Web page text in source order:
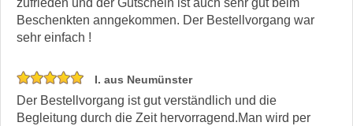
zufrieden und der Gutschein ist auch sehr gut beim
Beschenkten anngekommen. Der Bestellvorgang war
sehr einfach !
I. aus Neumünster
Der Bestellvorgang ist gut verständlich und die
Begleitung durch die Zeit hervorragend.Man wird per